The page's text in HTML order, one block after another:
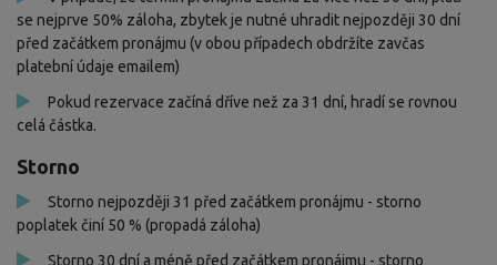
se nejprve 50% záloha, zbytek je nutné uhradit nejpozději 30 dní
před začátkem pronájmu (v obou případech obdržíte zavčas
platební údaje emailem)
Pokud rezervace začíná dříve než za 31 dní, hradí se rovnou
celá částka.
Storno
Storno nejpozději 31 před začátkem pronájmu - storno
poplatek činí 50 % (propadá záloha)
Storno 30 dní a méně před začátkem pronájmu - storno